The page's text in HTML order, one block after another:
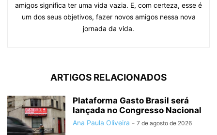
amigos significa ter uma vida vazia. E, com certeza, esse é
um dos seus objetivos, fazer novos amigos nessa nova
jornada da vida.
ARTIGOS RELACIONADOS
Plataforma Gasto Brasil será
lançada no Congresso Nacional
Ana Paula Oliveira - 7 de agosto de 2026